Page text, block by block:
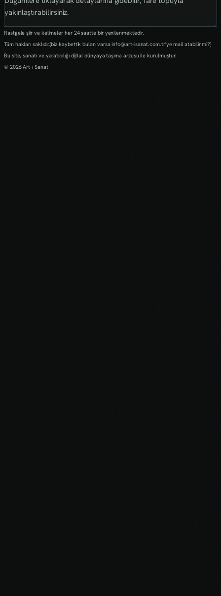
yakınlaştırabilirsiniz.
Rastgele şiir ve kelimeler her 24 saatte bir yenilenmektedir.
Tüm hakları saklıdır.(biz kaybettik bulan varsa info@art-isanat.com.tr'ye mail atabilir mi?)
Bu site, sanatı ve yaratıcılığı dijital dünyaya taşıma arzusu ile kurulmuştur.
© 2026 Art-ı Sanat